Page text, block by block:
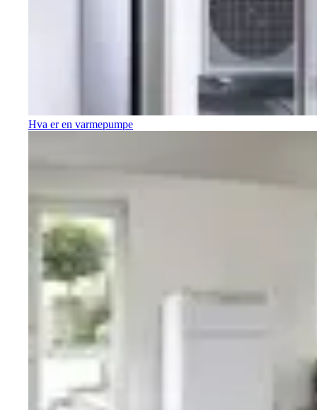
Hva er en varmepumpe